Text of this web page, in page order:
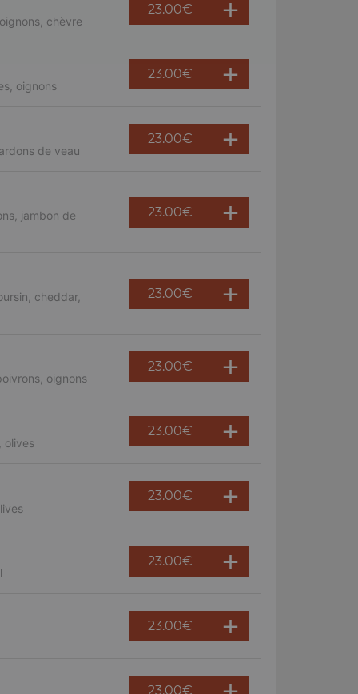
chèvre
23.00€
oignons
23.00€
de veau
23.00€
jambon de
23.00€
cheddar,
23.00€
oignons
23.00€
olives
23.00€
23.00€
23.00€
23.00€
23.00€